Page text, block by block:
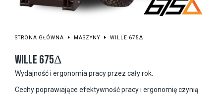
STRONA GŁÓWNA MASZYNY WILLE 675Δ
WILLE 675Δ
Wydajność i ergonomia pracy przez cały rok.
Cechy poprawiające efektywność pracy i ergonomię czynią